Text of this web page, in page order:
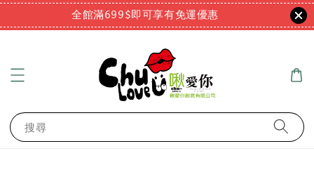
全館滿699$即可享有免運優惠
搜尋